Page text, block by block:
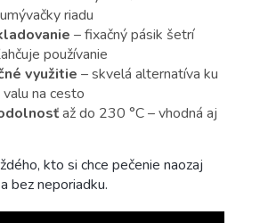
riadu
– fixačný pásik šetrí
používanie
využitie – skvelá alternatíva ku
na cesto
až do 230 °C – vhodná aj
kto si chce pečenie naozaj
bez neporiadku.